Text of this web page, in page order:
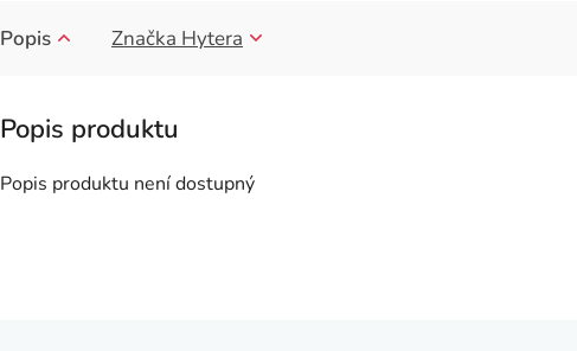
Popis Značka Hytera
Popis produktu není dostupný